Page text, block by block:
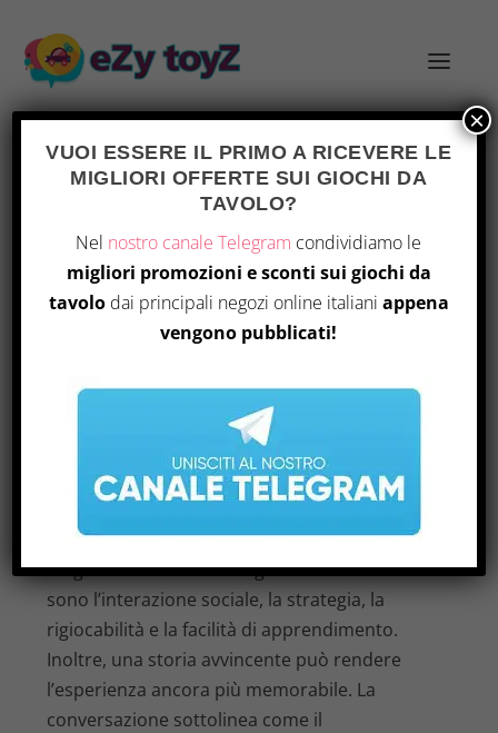
TAG:DIVERTIMENTO LUDICO
OBG 582: IL CONCETTO DI
DIVERTIMENTO NEI GIOCHI DA
TAVOLO
|Notizie|0 |
Voge III esplorano il concetto di divertimento
nei giochi da tavolo, analizzando come varie
esperienze ludiche possano coinvolgere i
giocatori. Discutono di titoli come “Baseball
Card GM”, “Sensu” e “Ticket to Ride”,
evidenziando le caratteristiche che rendono
un gioco avvincente. Tra gli elementi chiave ci
sono l’interazione sociale, la strategia, la
rigiocabilità e la facilità di apprendimento.
Inoltre, una storia avvincente può rendere
l’esperienza ancora più memorabile. La
conversazione sottolinea come il
VUOI ESSERE IL PRIMO A RICEVERE LE
MIGLIORI OFFERTE SUI GIOCHI DA
TAVOLO?
Nel nostro canale Telegram condividiamo le
migliori promozioni e sconti sui giochi da
tavolo dai principali negozi online italiani appena
vengono pubblicati!
×